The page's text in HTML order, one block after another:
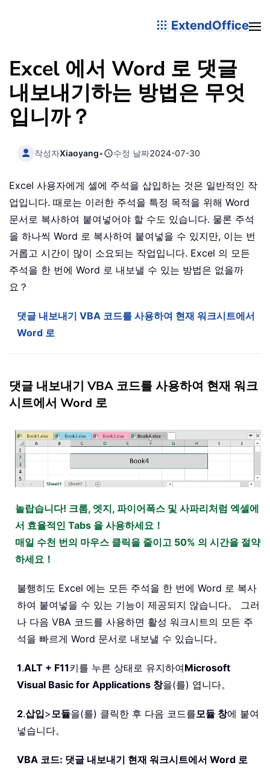
ExtendOffice
Excel 에서 Word 로 댓글
내보내기하는 방법은 무엇
입니까？
작성자Xiaoyang• 수정 날짜2024-07-30
Excel 사용자에게 셀에 주석을 삽입하는 것은 일반적인 작
업입니다. 때로는 이러한 주석을 특정 목적을 위해 Word
문서로 복사하여 붙여넣어야 할 수도 있습니다. 물론 주석
을 하나씩 Word 로 복사하여 붙여넣을 수 있지만, 이는 번
거롭고 시간이 많이 소요되는 작업입니다. Excel 의 모든
주석을 한 번에 Word 로 내보낼 수 있는 방법은 없을까
요？
댓글 내보내기 VBA 코드를 사용하여 현재 워크시트에서
Word 로
댓글 내보내기 VBA 코드를 사용하여 현재 워크
시트에서 Word 로
놀랍습니다! 크롬, 엣지, 파이어폭스 및 사파리처럼 엑셀에
서 효율적인 Tabs 을 사용하세요！
매일 수천 번의 마우스 클릭을 줄이고 50% 의 시간을 절약
하세요！
불행히도 Excel 에는 모든 주석을 한 번에 Word 로 복사
하여 붙여넣을 수 있는 기능이 제공되지 않습니다。 그러
나 다음 VBA 코드를 사용하면 활성 워크시트의 모든 주
석을 빠르게 Word 문서로 내보낼 수 있습니다。
1.ALT + F11키를 누른 상태로 유지하여Microsoft
Visual Basic for Applications 창을(를) 엽니다。
2.삽입>모듈을(를) 클릭한 후 다음 코드를모듈 창에 붙여
넣습니다。
VBA 코드: 댓글 내보내기 현재 워크시트에서 Word 로